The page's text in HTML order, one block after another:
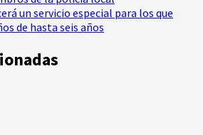
un servicio especial para los que
de hasta seis años